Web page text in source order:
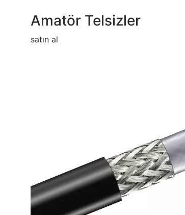
Amatör Telsizler
satın al